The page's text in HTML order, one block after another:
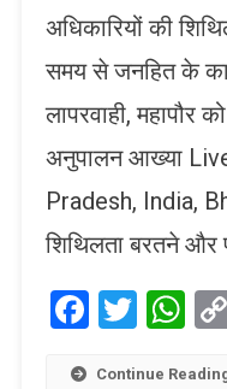
अधिकारियों की
समय से जनहित के
लापरवाही, महापौर
अनुपालन आख्या
Pradesh, India,
शिथिलता बरतने और
Continue